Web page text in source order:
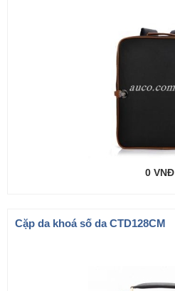
0 VNĐ
Cặp da khoá số da CTD128CM